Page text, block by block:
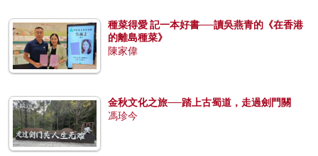
種菜得愛 記一本好書──讀吳燕青的《在香港
的離島種菜》
陳家偉
金秋文化之旅──踏上古蜀道，走過劍門關
馮珍今